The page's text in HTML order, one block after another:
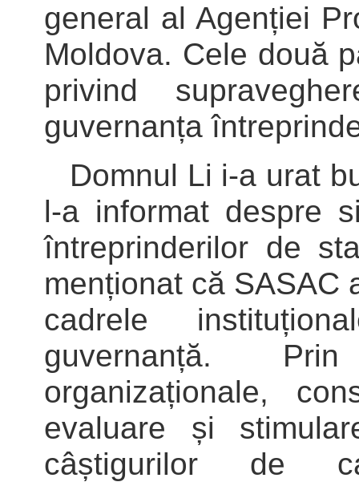
general al Agenției
Moldova. Cele două
privind
guvernanța
Domnul Li i-a urat
l-a informat despre
întreprinderilor de
menționat că SASAC
cadrele
guvernanță.
organizaționale,
evaluare și
câștigurilor de